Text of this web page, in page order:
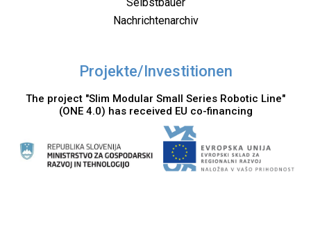
Nachrichtenarchiv
Projekte/Investitionen
The project "Slim Modular Small Series Robotic Line"
(ONE 4.0) has received EU co-financing